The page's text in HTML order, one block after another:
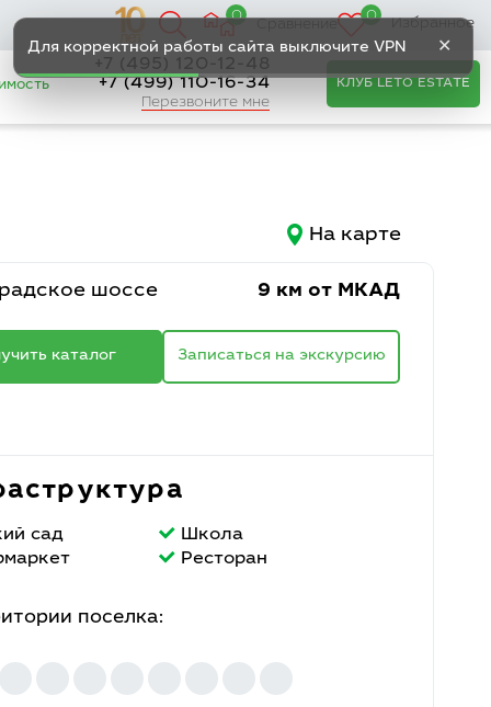
Для корректной работы сайта выключите VPN ✕
0 0 Избранное
+7 (495) 120-12-48
+7 (499) 110-16-34
Перезвоните мне
КЛУБ LETO ESTATE
На карте
шоссе 9 км от МКАД
каталог Записаться на экскурсию
сад
Школа
Ресторан
поселка: